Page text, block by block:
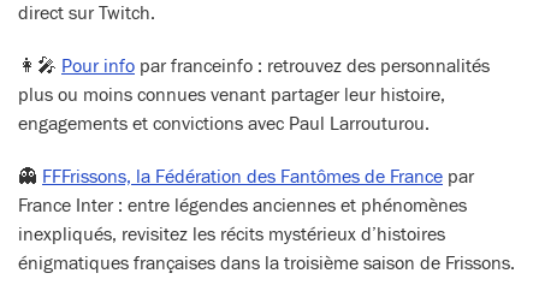
direct sur Twitch.
👩‍🎤 Pour info par franceinfo : retrouvez des personnalités
plus ou moins connues venant partager leur histoire,
engagements et convictions avec Paul Larrouturou.
👻 FFFrissons, la Fédération des Fantômes de France par
France Inter : entre légendes anciennes et phénomènes
inexpliqués, revisitez les récits mystérieux d’histoires
énigmatiques françaises dans la troisième saison de Frissons.